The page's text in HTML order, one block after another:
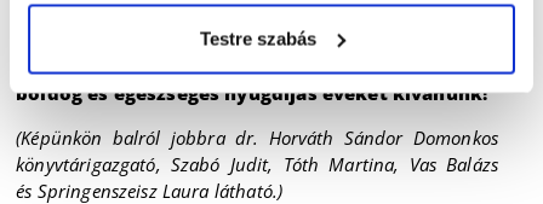
Testre szabás
Olvasószolgálati Osztályt.
Gratulálunk kollégáinknak, Juditnak pedig békés,
boldog és egészséges nyugdíjas éveket kívánunk!
(Képünkön balról jobbra dr. Horváth Sándor Domonkos
könyvtárigazgató, Szabó Judit, Tóth Martina, Vas Balázs
és Springenszeisz Laura látható.)